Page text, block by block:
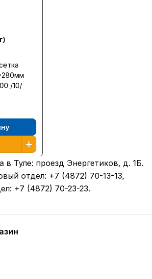
/10/
в Туле: проезд Энергетиков, д. 1Б.
отдел: +7 (4872) 70-13-13,
+7 (4872) 70-23-23.